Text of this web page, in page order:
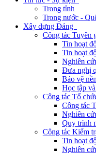
Trong tỉnh
Trong nước -
Xây dựng Đảng
Công tác Tuyên
Tin hoạt
Tin hoạt
Nghiên
Đưa nghị
Bảo vệ
Học tập
Công tác Tổ
Công tác
Nghiên
Quy trình
Công tác Kiểm
Tin hoạt
Nghiên